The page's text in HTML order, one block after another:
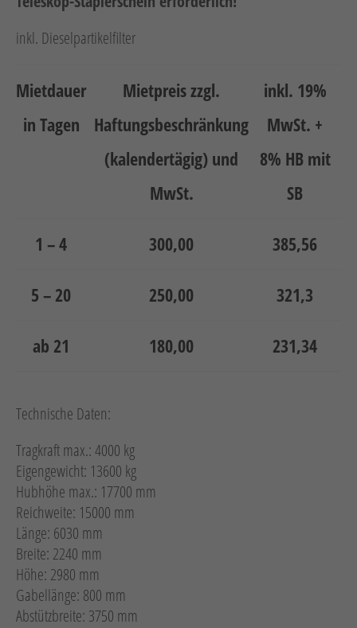
Unternehmen
Kontakt
Jobs
Schulungen
Verweis
Facebook
Verweis
Instagram
inkl. Dieselpartikelfilter
Mietdauer
in Tagen
Mietpreis zzgl.
Haftungsbeschränkung
(kalendertägig) und
MwSt.
inkl. 19%
MwSt. +
8% HB mit
SB
1 – 4 300,00 385,56
5 – 20 250,00 321,3
ab 21 180,00 231,34
Technische Daten:
Tragkraft max.: 4000 kg
Eigengewicht: 13600 kg
Hubhöhe max.: 17700 mm
Reichweite: 15000 mm
Länge: 6030 mm
Breite: 2240 mm
Höhe: 2980 mm
Gabellänge: 800 mm
Abstützbreite: 3750 mm